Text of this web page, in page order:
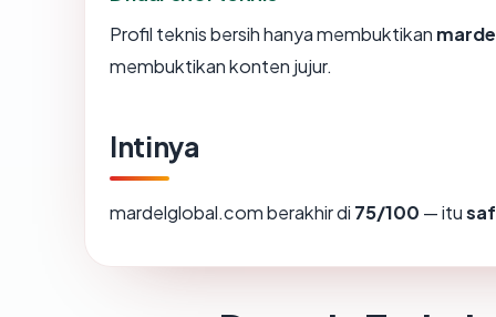
Profil teknis bersih hanya membuktikan
membuktikan konten jujur.
Intinya
mardelglobal.com berakhir di 75/100 — itu